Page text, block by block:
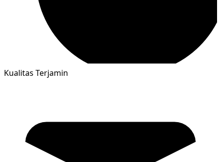
Kualitas Terjamin